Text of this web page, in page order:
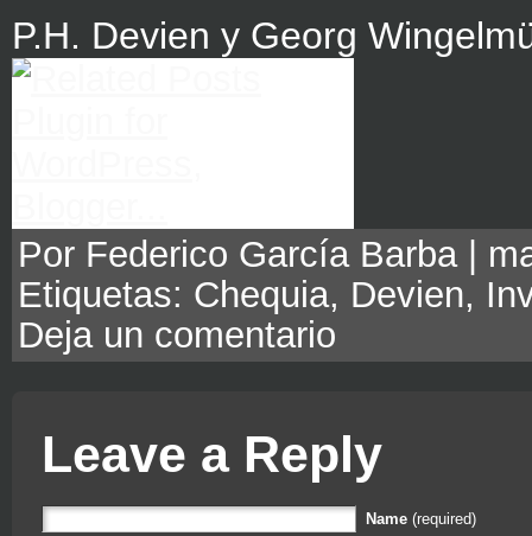
P.H. Devien y Georg
Por Federico García Barba |
Etiquetas: Chequia, Devien,
Deja un comentario
Leave a Reply
Name (required)